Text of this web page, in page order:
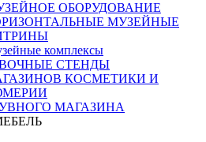
ОБОРУДОВАНИЕ
МУЗЕЙНЫЕ
комплексы
СТЕНДЫ
КОСМЕТИКИ И
МАГАЗИНА